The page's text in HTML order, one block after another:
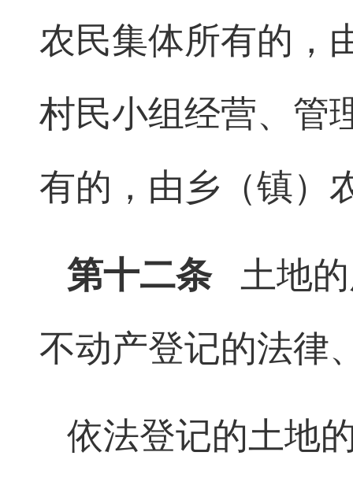
农民集体所有的，
村民小组经营、管
有的，由乡（镇）
第十二条
土地
不动产登记的法律
依法登记的土地